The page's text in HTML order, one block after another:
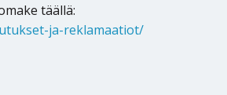
täällä:
ja-reklamaatiot/